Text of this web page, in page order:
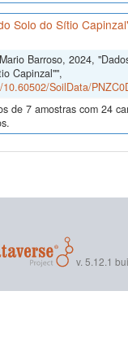
Solo do Sítio
Barroso, 2024,
Capinzal"",
SoilData/
de 7 amostras com 24
v. 5.12.1